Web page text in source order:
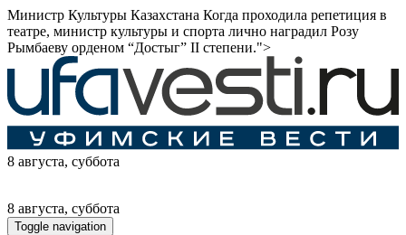
Министр Культуры Казахстана Когда проходила репетиция в
театре, министр культуры и спорта лично наградил Розу
Рымбаеву орденом “Достыг” II степени.">
8 августа, суббота
8 августа, суббота
Toggle navigation